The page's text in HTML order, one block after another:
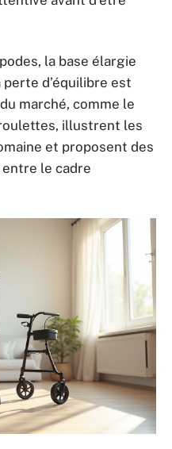
la base élargie
d’équilibre est
marché, comme le
illustrent les
et proposent des
le cadre